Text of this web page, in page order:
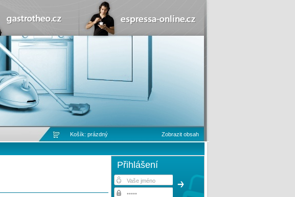
Přihlášení
Košík: prázdný Zobrazit obsah